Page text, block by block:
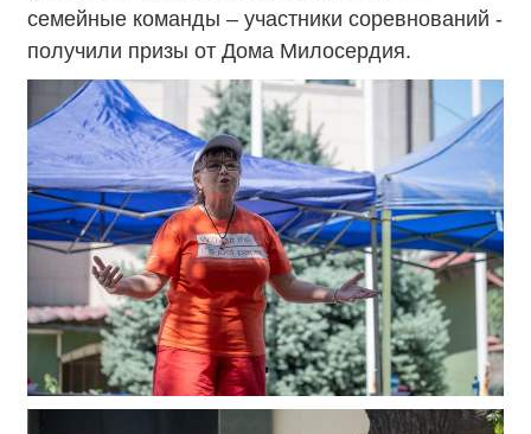
семейные команды – участники соревнований -
получили призы от Дома Милосердия.